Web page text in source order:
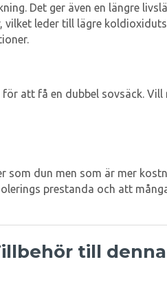
Det ger även en längre
leder till lägre
att få en dubbel sovsäck.
som dun men som är mer
prestanda och att
till